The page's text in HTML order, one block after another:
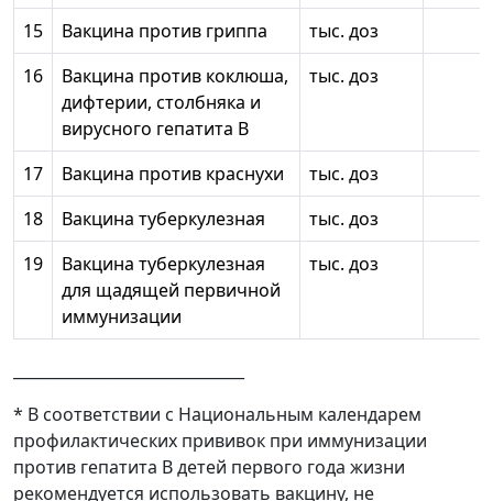
15 Вакцина против гриппа
тыс. доз
16
Вакцина против коклюша,
дифтерии, столбняка и
вирусного гепатита В
тыс. доз
17 Вакцина против краснухи
тыс. доз
18
Вакцина туберкулезная
тыс. доз
19
Вакцина туберкулезная
для щадящей первичной
иммунизации
тыс. доз
* В соответствии с Национальным календарем
профилактических прививок при иммунизации
против гепатита В детей первого года жизни
рекомендуется использовать вакцину, не